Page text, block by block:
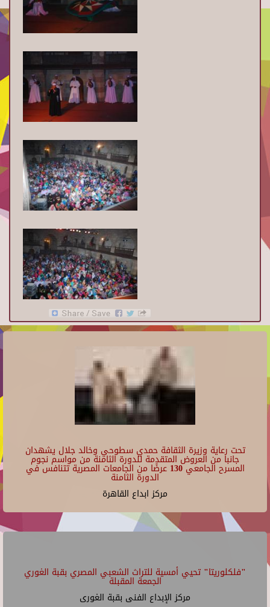
تحت رعاية وزيرة الثقافة حمدي سطوحي وخالد جلال يشهدان
جانبا من العروض المتقدمة للدورة الثامنة من مواسم نجوم
المسرح الجامعي 130 عرضًا من الجامعات المصرية تتنافس في
الدورة الثامنة
مركز ابداع القاهرة
"فلكلوريتا" تحيي أمسية للتراث الشعبي المصري بقبة الغوري
الجمعة المقبلة
مركز الإبداع الفنى بقبة الغورى